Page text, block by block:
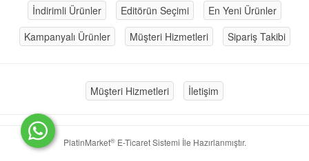
İndirimli Ürünler Editörün Seçimi
En Yeni Ürünler
Kampanyalı Ürünler
Müşteri Hizmetleri Sipariş Takibi
Müşteri Hizmetleri İletişim
PlatinMarket®E-Ticaret Sistemi İle Hazırlanmıştır.